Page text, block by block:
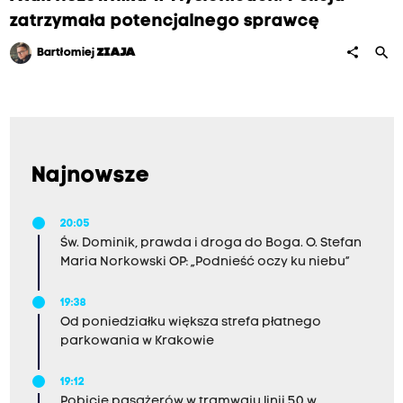
zatrzymała potencjalnego sprawcę
BartłomiejZIAJA share search
Najnowsze
20:05
Św. Dominik, prawda i droga do Boga. O. Stefan
Maria Norkowski OP: „Podnieść oczy ku niebu”
19:38
Od poniedziałku większa strefa płatnego
parkowania w Krakowie
19:12